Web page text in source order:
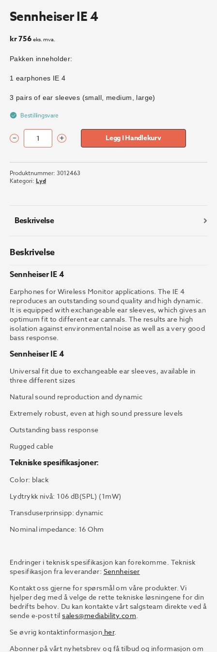
Sennheiser IE 4
kr756 eks. mva.
Pakken inneholder:
1 earphones IE 4
3 pairs of ear sleeves (small, medium, large)
Bestillingsvare
Sennheiser
4
antall
– + Legg I Handlekurv
Produktnummer: 3012463
Kategori: Lyd
Beskrivelse
Beskrivelse
Sennheiser IE 4
Earphones for Wireless Monitor applications. The IE 4
reproduces an outstanding sound quality and high dynamic.
It is equipped with exchangeable ear sleeves, which gives an
optimum fit to different ear cannals. The results are high
isolation against environmental noise as well as a very good
bass response.
Sennheiser IE 4
Universal fit due to exchangeable ear sleeves, available in
three different sizes
Natural sound reproduction and dynamic
Extremely robust, even at high sound pressure levels
Outstanding bass response
Rugged cable
Tekniske spesifikasjoner:
Color: black
Lydtrykk nivå: 106 dB(SPL) (1mW)
Transduserprinsipp: dynamic
Nominal impedance: 16 Ohm
Endringer i teknisk spesifikasjon kan forekomme. Teknisk
spesifikasjon fra leverandør: Sennheiser
Kontakt oss gjerne for spørsmål om våre produkter. Vi
hjelper deg med å velge de rette tekniske løsningene for din
bedrifts behov. Du kan kontakte vårt salgsteam direkte ved å
sende e-post tilsales@mediability.com.
Se øvrig kontaktinformasjon her.
Abonner på vårt nyhetsbrev og få tilbud og informasjon om